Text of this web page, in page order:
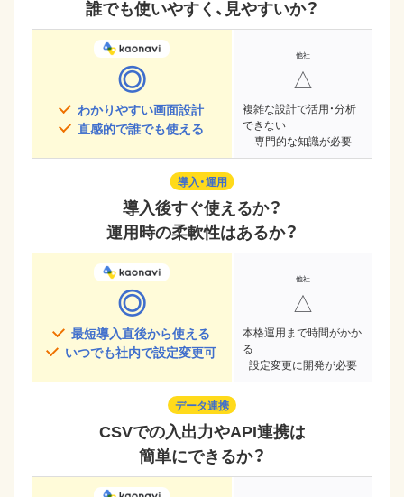
誰でも使いやすく、見やすいか？
◎
わかりやすい画面設計
直感的で誰でも使える
△
複雑な設計で活用・分析
できない
専門的な知識が必要
導入・運用
導入後すぐ使えるか？
運用時の柔軟性はあるか？
◎
最短導入直後から使える
いつでも社内で設定変更可
△
本格運用まで時間がかか
る
設定変更に開発が必要
データ連携
CSVでの入出力やAPI連携は
簡単にできるか？